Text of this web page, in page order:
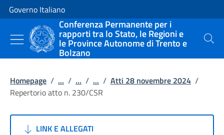
Vai al contenuto
Vai alla navigazione del sito
Governo Italiano
Conferenza Permanente per i
rapporti tra lo Stato, le Regioni e
le Province Autonome di Trento e
Bolzano
Cerca
Homepage / ... / ... / ... / Atti 28 novembre 2024 /
Repertorio atto n. 230/CSR
LINK E ALLEGATI